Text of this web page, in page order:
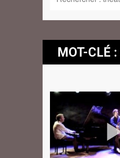
MOT-CLÉ